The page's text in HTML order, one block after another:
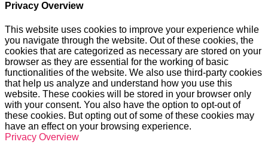
Privacy Overview
This website uses cookies to improve your experience while
you navigate through the website. Out of these cookies, the
cookies that are categorized as necessary are stored on your
browser as they are essential for the working of basic
functionalities of the website. We also use third-party cookies
that help us analyze and understand how you use this
website. These cookies will be stored in your browser only
with your consent. You also have the option to opt-out of
these cookies. But opting out of some of these cookies may
have an effect on your browsing experience.
Privacy Overview